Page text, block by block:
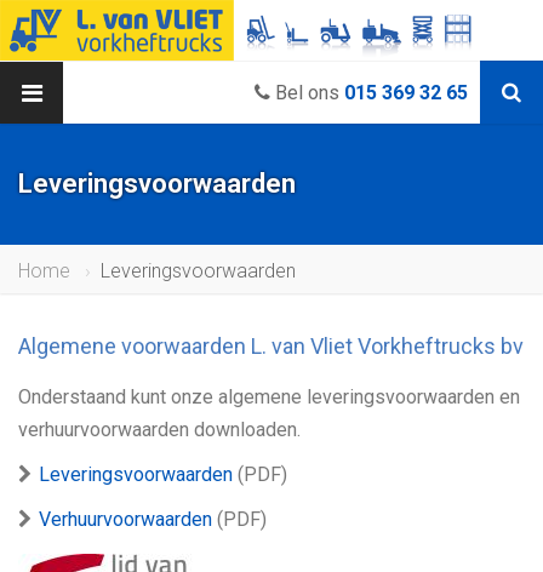
Bel ons 015 369 32 65
Leveringsvoorwaarden
Home Leveringsvoorwaarden
Algemene voorwaarden L. van Vliet Vorkheftrucks bv
Onderstaand kunt onze algemene leveringsvoorwaarden en
verhuurvoorwaarden downloaden.
Leveringsvoorwaarden (PDF)
Verhuurvoorwaarden (PDF)